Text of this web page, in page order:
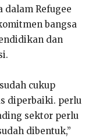
dalam Refugee
bangsa
dan
cukup
diperbaiki. perlu
sektor perlu
dibentuk,”